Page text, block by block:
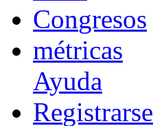
Congresos
métricas
Ayuda
Registrarse